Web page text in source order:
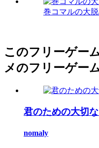
巻コマルの大
このフリーゲー
メのフリーゲー
君のための大切
nomaly